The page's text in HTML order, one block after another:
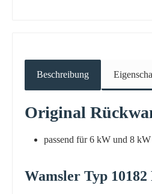
Beschreibung
Original
passend für 6 kW und 8
Wamsler Typ 10182